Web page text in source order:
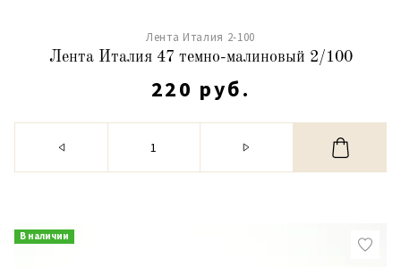
Лента Италия 2-100
Лента Италия 47 темно-малиновый 2/100
220 руб.
В наличии